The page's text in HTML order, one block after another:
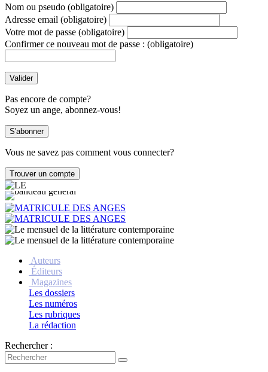
Nom ou pseudo (obligatoire)
Adresse email (obligatoire)
Votre mot de passe (obligatoire)
Confirmer ce nouveau mot de passe : (obligatoire)
Pas encore de compte?
Soyez un ange, abonnez-vous!
Vous ne savez pas comment vous connecter?
Auteurs
Éditeurs
Magazines
Les dossiers
Les numéros
Les rubriques
La rédaction
Rechercher :